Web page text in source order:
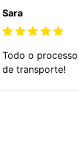
Sara
Todo o
de transporte!